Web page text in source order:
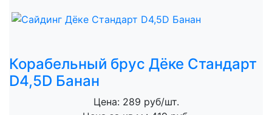
Корабельный брус Дёке Стандарт
D4,5D Банан
Цена: 289 руб/шт.